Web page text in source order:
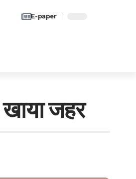
E-paper
जहर